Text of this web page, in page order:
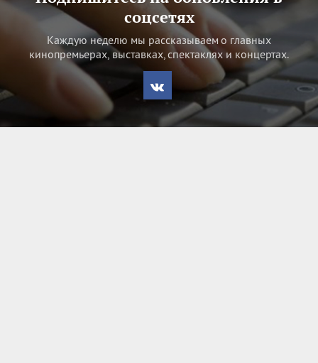
соцсетях
Каждую неделю мы рассказываем о главных
кинопремьерах, выставках, спектаклях и концертах.